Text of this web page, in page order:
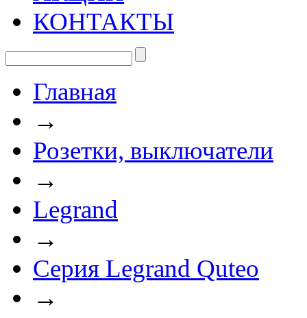
КОНТАКТЫ
Главная
→
Розетки, выключатели
→
Legrand
→
Серия Legrand Quteo
→